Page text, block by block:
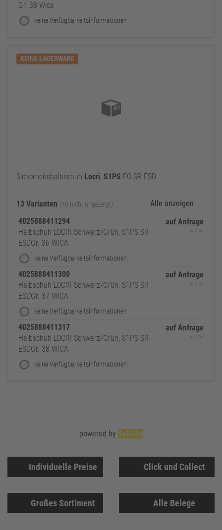
Gr. 38 Wica
keine Verfügbarkeitsinformationen
KEINE LAGERWARE
Sicherheitshalbschuh Locri, S1PS FO SR ESD
13 Varianten (10 nicht angezeigt)
Alle anzeigen
4025888411294
Halbschuh LOCRI Schwarz/Grün, S1PS SR
ESDGr. 36 WICA
keine Verfügbarkeitsinformationen
auf Anfrage
je 1 Pr.
4025888411300
Halbschuh LOCRI Schwarz/Grün, S1PS SR
ESDGr. 37 WICA
keine Verfügbarkeitsinformationen
auf Anfrage
je 1 Pr.
4025888411317
Halbschuh LOCRI Schwarz/Grün, S1PS SR
ESDGr. 38 WICA
keine Verfügbarkeitsinformationen
auf Anfrage
je 1 Pr.
Individuelle Preise Click und Collect
Großes Sortiment Alle Belege
powered by SellSite